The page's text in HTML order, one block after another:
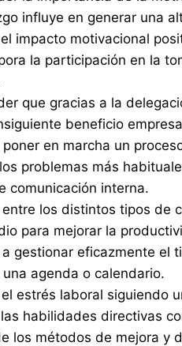
influye en generar una
impacto motivacional
la participación en la
que gracias a la
beneficio
en marcha un
problemas más
comunicación interna.
entre los distintos tipos de
para mejorar la
gestionar eficazmente el
agenda o calendario.
estrés laboral siguiendo
habilidades directivas
los métodos de mejora y